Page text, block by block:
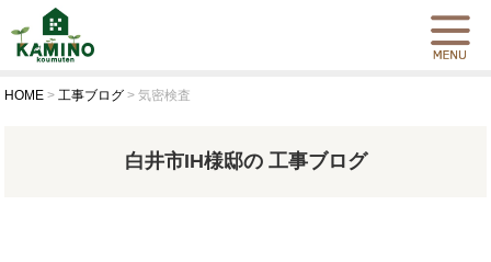
HOME >工事ブログ >気密検査
白井市IH様邸の 工事ブログ